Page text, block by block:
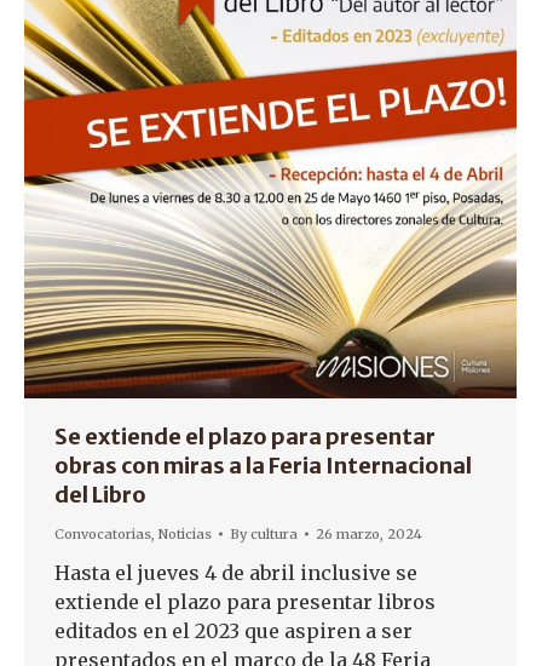
Se extiende el plazo para presentar
obras con miras a la Feria Internacional
del Libro
Convocatorias, Noticias Bycultura 26 marzo, 2024
Hasta el jueves 4 de abril inclusive se
extiende el plazo para presentar libros
editados en el 2023 que aspiren a ser
presentados en el marco de la 48 Feria